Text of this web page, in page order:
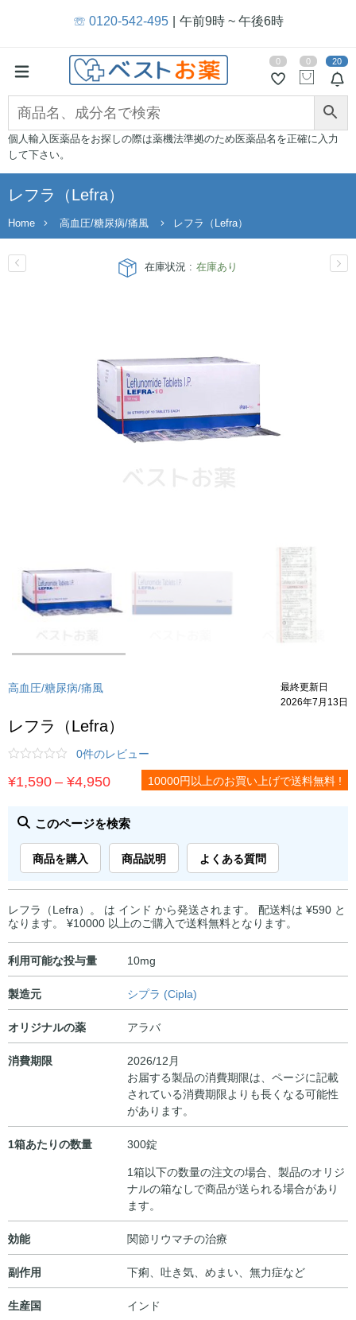
☏ 0120-542-495 午前9時 ~ 午後6時
20
0 0
個人輸入医薬品をお探しの際は薬機法準拠のため医薬品名を正確に入力
して下さい。
レフラ（Lefra）
Home 高血圧/糖尿病/痛風 レフラ（Lefra）
在庫状況 : 在庫あり
高血圧/糖尿病/痛風
最終更新日
2026年7月13日
レフラ（Lefra）
0件のレビュー
¥1,590–¥4,950価
帯:
¥1,590
¥4,950
10000円以上のお買い上げで送料無料 !
このページを検索
商品を購入 商品説明 よくある質問
レフラ（Lefra）。 は インド から発送されます。 配送料は ¥590 と
なります。 ¥10000 以上のご購入で送料無料となります。
利用可能な投与量 10mg
製造元 シプラ (Cipla)
オリジナルの薬 アラバ
消費期限
2026/12月
お届する製品の消費期限は、ページに記載
されている消費期限よりも長くなる可能性
があります。
1箱あたりの数量
300錠
1箱以下の数量の注文の場合、製品のオリジ
ナルの箱なしで商品が送られる場合があり
ます。
効能 関節リウマチの治療
副作用 下痢、吐き気、めまい、無力症など
生産国 インド